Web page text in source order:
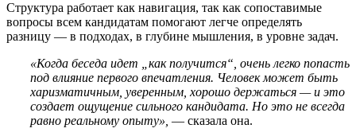
Структура работает как навигация, так как сопоставимые
вопросы всем кандидатам помогают легче определять
разницу — в подходах, в глубине мышления, в уровне задач.
«Когда беседа идет „как получится“, очень легко попасть
под влияние первого впечатления. Человек может быть
харизматичным, уверенным, хорошо держаться — и это
создает ощущение сильного кандидата. Но это не всегда
равно реальному опыту», — сказала она.